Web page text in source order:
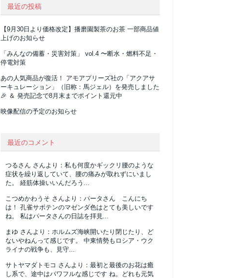
最近の投稿
【9月30日より価格改定】播磨園製茶のお茶 一部商品値
上げのお知らせ
「みんなの備蓄・災害対策」 vol.4 〜断水・燃料不足・
停電対策
あの人気商品が復活！ アモアプリーズ社の「アクアサ
ーキュレーション」（旧称：馬ジェル）を発売しました
🎉 ＆ 発売記念で8月末までポイント還元中
映像配信の予定のお知らせ
最近のコメント
つるさん さんより： 私も何度かギックリ腰のような
症状を繰り返していて、腰の痛みが取れずにいまし
た。 経筋体操いいんだろう...
こつめかわうそ さんより： パータさん こんにち
は！ 孔雀サボテンのマゼンダ色はとても美しいです
ね。 私はパータさんの日誌を拝見...
まゆ さんより： ホルムズ海峡開いたり閉じたり、ど
ないやねんって感じです。 中東情勢もロシア・ウク
ライナの戦争も、見守...
サトヤマダトモコ さんより： 最初と最後のお花は癒
し系で、途中はパワフルな感じです ね。どれも元気